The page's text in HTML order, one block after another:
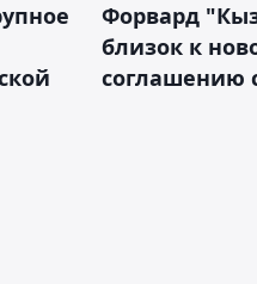
Форвард
близок к
соглашению